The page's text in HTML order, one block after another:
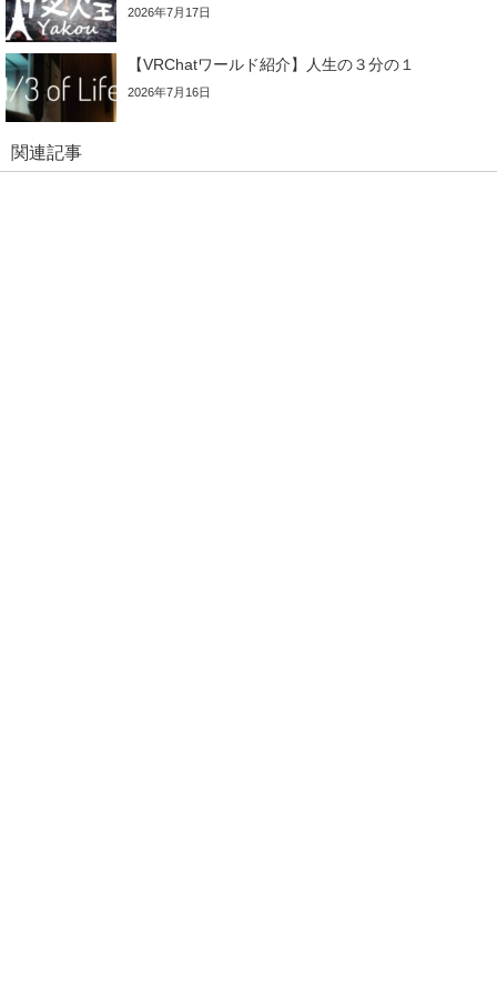
2026年7月17日
【VRChatワールド紹介】人生の３分の１
2026年7月16日
関連記事